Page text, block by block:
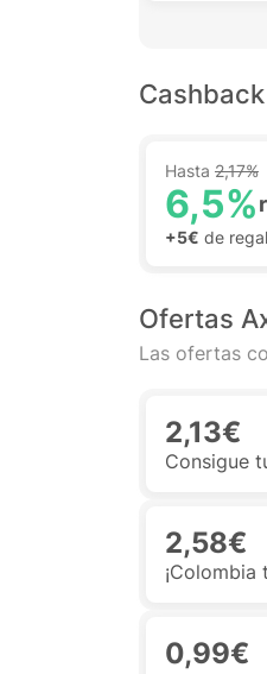
Hasta 2,17%
6,5%
+5€ de
Ofertas
Las ofertas
2,13€
Consigue
2,58€
0,99€